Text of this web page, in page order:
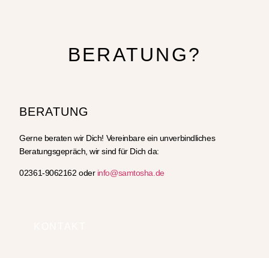
BERATUNG?
BERATUNG
Gerne beraten wir Dich! Vereinbare ein unverbindliches
Beratungsgepräch, wir sind für Dich da:
02361-9062162 oder info@samtosha.de